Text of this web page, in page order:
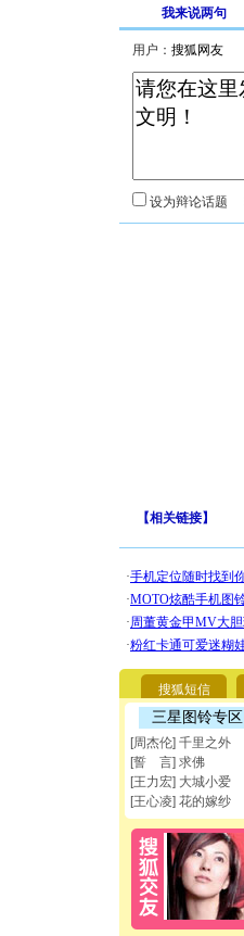
我来说两句
用户：
设为辩论话题
【相关链接】
搜狐短信
三星图铃专区
[周杰伦] 千里之外
[誓 言] 求佛
[王力宏] 大城小爱
[王心凌] 花的嫁纱